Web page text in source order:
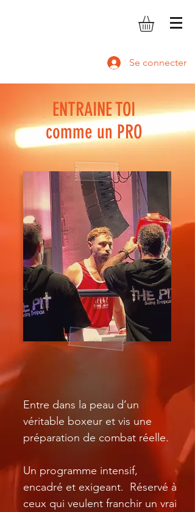
Se connecter
ENTRAINE TOI
comme un PRO
Entre dans la peau d’un
véritable boxeur et vis une
préparation de combat réelle.
Un programme intensif,
encadré et exigeant. Réservé à
ceux qui veulent franchir un vrai